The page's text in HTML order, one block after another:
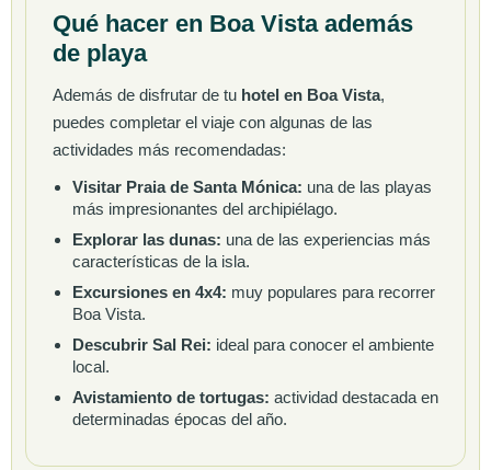
Qué hacer en Boa Vista además
de playa
Además de disfrutar de tu hotel en Boa Vista,
puedes completar el viaje con algunas de las
actividades más recomendadas:
Visitar Praia de Santa Mónica: una de las playas
más impresionantes del archipiélago.
Explorar las dunas: una de las experiencias más
características de la isla.
Excursiones en 4x4: muy populares para recorrer
Boa Vista.
Descubrir Sal Rei: ideal para conocer el ambiente
local.
Avistamiento de tortugas: actividad destacada en
determinadas épocas del año.